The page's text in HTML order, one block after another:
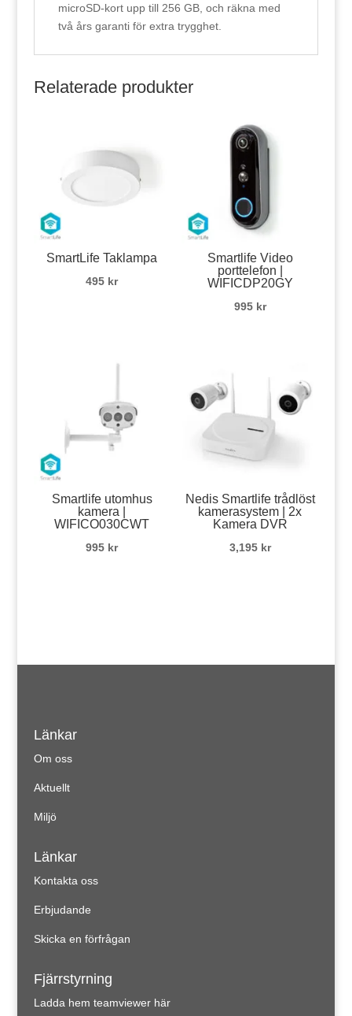
microSD-kort upp till 256 GB, och räkna med
två års garanti för extra trygghet.
Relaterade produkter
SmartLife Taklampa
495 kr
Smartlife Video
porttelefon |
WIFICDP20GY
995 kr
Smartlife utomhus
kamera |
WIFICO030CWT
995 kr
Nedis Smartlife trådlöst
kamerasystem | 2x
Kamera DVR
3,195 kr
Länkar
Om oss
Aktuellt
Miljö
Länkar
Kontakta oss
Erbjudande
Skicka en förfrågan
Fjärrstyrning
Ladda hem teamviewer här